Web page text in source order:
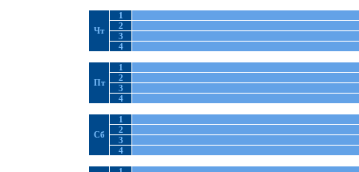
Чт
1
2
3
4
Пт
1
2
3
4
Сб
1
2
3
4